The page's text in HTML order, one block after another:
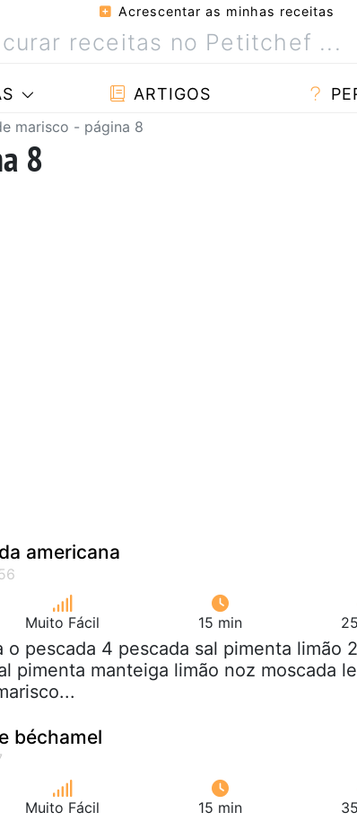
Acrescentar as minhas receitas
ARTIGOS
marisco - página 8
8
americana
Muito Fácil 15 min
o pescada 4 pescada sal pimenta limão
pimenta manteiga limão noz moscada
béchamel
Muito Fácil 15 min